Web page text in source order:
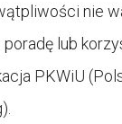
nie
lub
PKWiU